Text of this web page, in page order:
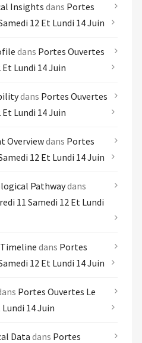
Insights dans Portes
12 Et Lundi 14 Juin
dans Portes Ouvertes
Et Lundi 14 Juin
dans Portes Ouvertes
Et Lundi 14 Juin
Overviewdans Portes
12 Et Lundi 14 Juin
Pathwaydans
11 Samedi 12 Et Lundi
dans Portes
12 Et Lundi 14 Juin
Portes Ouvertes Le
14 Juin
Data dans Portes